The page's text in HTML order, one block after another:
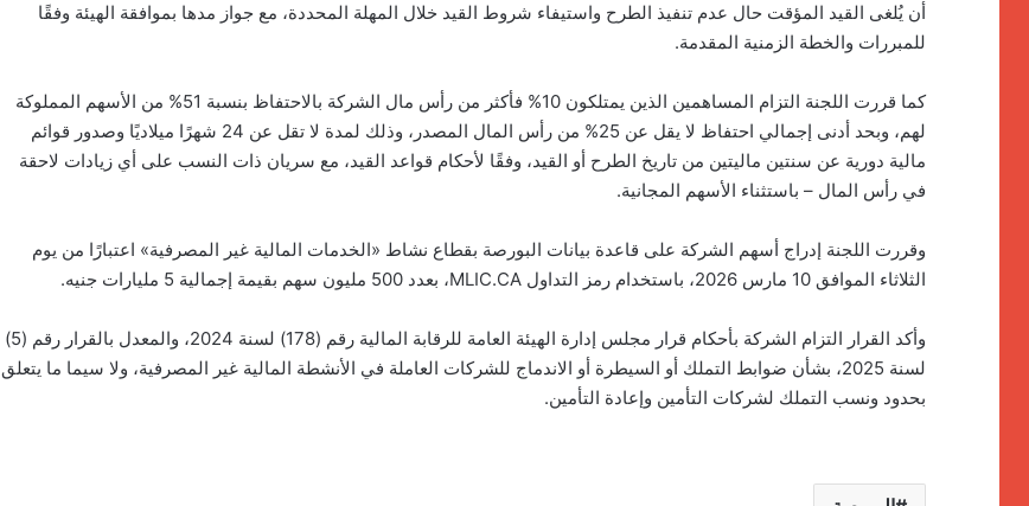
أن يُلغى القيد المؤقت حال عدم تنفيذ الطرح واستيفاء شروط القيد خلال المهلة المحددة، مع جواز مدها بموافقة الهيئة وفقًا
للمبررات والخطة الزمنية المقدمة.
كما قررت اللجنة التزام المساهمين الذين يمتلكون 10% فأكثر من رأس مال الشركة بالاحتفاظ بنسبة 51% من الأسهم المملوكة
لهم، وبحد أدنى إجمالي احتفاظ لا يقل عن 25% من رأس المال المصدر، وذلك لمدة لا تقل عن 24 شهرًا ميلاديًا وصدور قوائم
مالية دورية عن سنتين ماليتين من تاريخ الطرح أو القيد، وفقًا لأحكام قواعد القيد، مع سريان ذات النسب على أي زيادات لاحقة
في رأس المال – باستثناء الأسهم المجانية.
وقررت اللجنة إدراج أسهم الشركة على قاعدة بيانات البورصة بقطاع نشاط «الخدمات المالية غير المصرفية» اعتبارًا من يوم
الثلاثاء الموافق 10 مارس 2026، باستخدام رمز التداول MLIC.CA، بعدد 500 مليون سهم بقيمة إجمالية 5 مليارات جنيه.
وأكد القرار التزام الشركة بأحكام قرار مجلس إدارة الهيئة العامة للرقابة المالية رقم (178) لسنة 2024، والمعدل بالقرار رقم (5)
لسنة 2025، بشأن ضوابط التملك أو السيطرة أو الاندماج للشركات العاملة في الأنشطة المالية غير المصرفية، ولا سيما ما يتعلق
بحدود ونسب التملك لشركات التأمين وإعادة التأمين.